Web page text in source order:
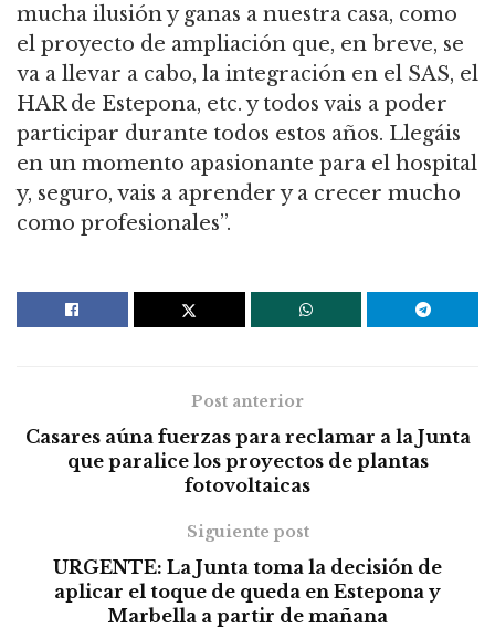
mucha ilusión y ganas a nuestra casa, como
el proyecto de ampliación que, en breve, se
va a llevar a cabo, la integración en el SAS, el
HAR de Estepona, etc. y todos vais a poder
participar durante todos estos años. Llegáis
en un momento apasionante para el hospital
y, seguro, vais a aprender y a crecer mucho
como profesionales”.
Post anterior
Casares aúna fuerzas para reclamar a la Junta
que paralice los proyectos de plantas
fotovoltaicas
Siguiente post
URGENTE: La Junta toma la decisión de
aplicar el toque de queda en Estepona y
Marbella a partir de mañana